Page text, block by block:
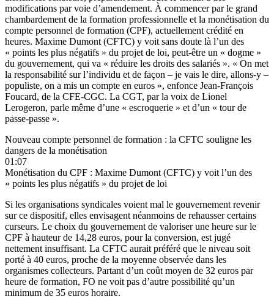
modifications par voie d’amendement. À commencer par le grand
chambardement de la formation professionnelle et la monétisation du
compte personnel de formation (CPF), actuellement crédité en
heures. Maxime Dumont (CFTC) y voit sans doute là l’un des
« points les plus négatifs » du projet de loi, peut-être un « dogme »
du gouvernement, qui va « réduire les droits des salariés ». « On met
la responsabilité sur l’individu et de façon – je vais le dire, allons-y –
populiste, on a mis un compte en euros », enfonce Jean-François
Foucard, de la CFE-CGC. La CGT, par la voix de Lionel
Lerogeron, parle même d’une « escroquerie » et d’un « tour de
passe-passe ».
Nouveau compte personnel de formation : la CFTC souligne les
dangers de la monétisation
01:07
Monétisation du CPF : Maxime Dumont (CFTC) y voit l’un des
« points les plus négatifs » du projet de loi
Si les organisations syndicales voient mal le gouvernement revenir
sur ce dispositif, elles envisagent néanmoins de rehausser certains
curseurs. Le choix du gouvernement de valoriser une heure sur le
CPF à hauteur de 14,28 euros, pour la conversion, est jugé
nettement insuffisant. La CFTC aurait préféré que le niveau soit
porté à 40 euros, proche de la moyenne observée dans les
organismes collecteurs. Partant d’un coût moyen de 32 euros par
heure de formation, FO ne voit pas d’autre possibilité qu’un
minimum de 35 euros horaire.